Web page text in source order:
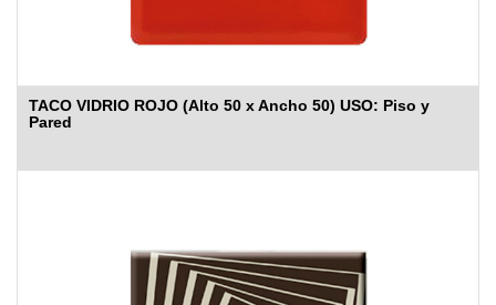
TACO VIDRIO ROJO (Alto 50 x Ancho 50) USO: Piso y
Pared